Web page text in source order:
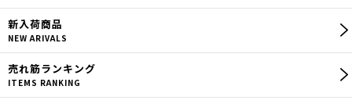
新入荷商品
NEW ARIVALS
売れ筋ランキング
ITEMS RANKING